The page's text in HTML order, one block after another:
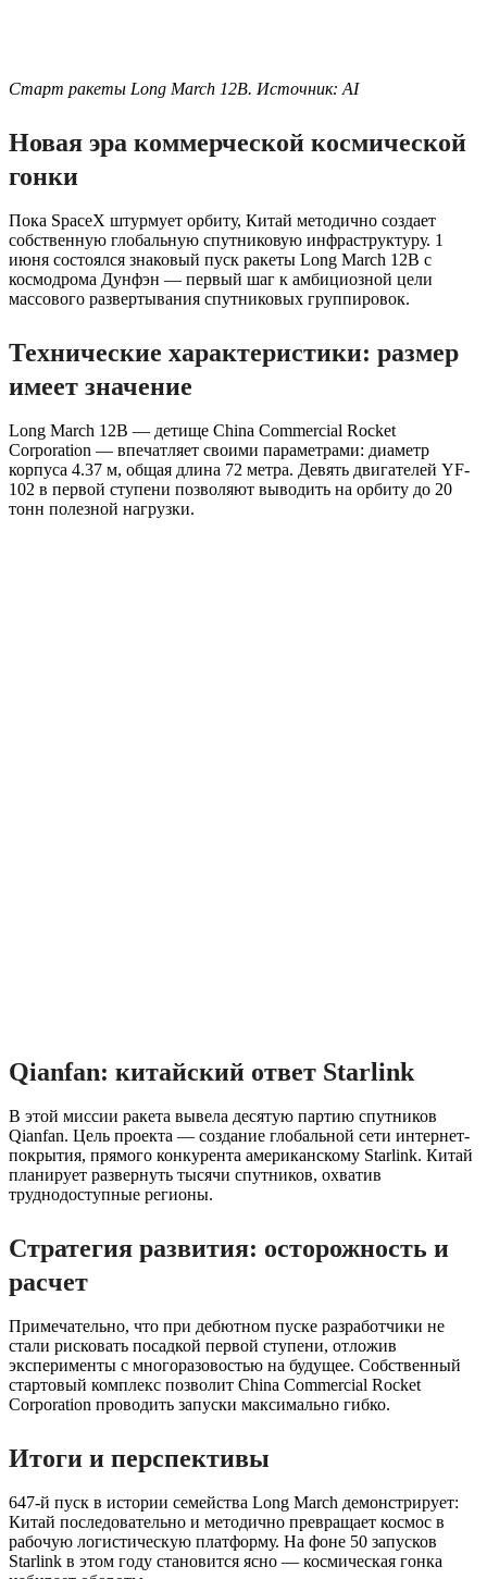
Старт ракеты Long March 12B. Источник: AI
Новая эра коммерческой космической
гонки
Пока SpaceX штурмует орбиту, Китай методично создает
собственную глобальную спутниковую инфраструктуру. 1
июня состоялся знаковый пуск ракеты Long March 12B с
космодрома Дунфэн — первый шаг к амбициозной цели
массового развертывания спутниковых группировок.
Технические характеристики: размер
имеет значение
Long March 12B — детище China Commercial Rocket
Corporation — впечатляет своими параметрами: диаметр
корпуса 4.37 м, общая длина 72 метра. Девять двигателей YF-
102 в первой ступени позволяют выводить на орбиту до 20
тонн полезной нагрузки.
Qianfan: китайский ответ Starlink
В этой миссии ракета вывела десятую партию спутников
Qianfan. Цель проекта — создание глобальной сети интернет-
покрытия, прямого конкурента американскому Starlink. Китай
планирует развернуть тысячи спутников, охватив
труднодоступные регионы.
Стратегия развития: осторожность и
расчет
Примечательно, что при дебютном пуске разработчики не
стали рисковать посадкой первой ступени, отложив
эксперименты с многоразовостью на будущее. Собственный
стартовый комплекс позволит China Commercial Rocket
Corporation проводить запуски максимально гибко.
Итоги и перспективы
647-й пуск в истории семейства Long March демонстрирует:
Китай последовательно и методично превращает космос в
рабочую логистическую платформу. На фоне 50 запусков
Starlink в этом году становится ясно — космическая гонка